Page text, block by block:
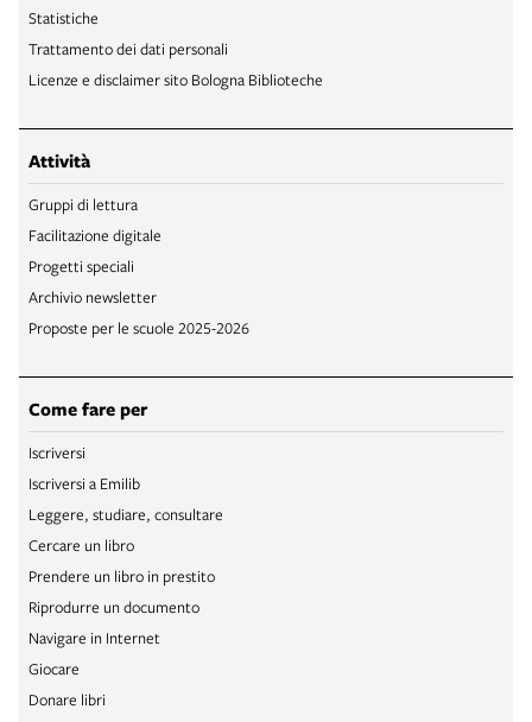
Statistiche
Trattamento dei dati personali
Licenze e disclaimer sito Bologna Biblioteche
Attività
Gruppi di lettura
Facilitazione digitale
Progetti speciali
Archivio newsletter
Proposte per le scuole 2025-2026
Come fare per
Iscriversi
Iscriversi a Emilib
Leggere, studiare, consultare
Cercare un libro
Prendere un libro in prestito
Riprodurre un documento
Navigare in Internet
Giocare
Donare libri